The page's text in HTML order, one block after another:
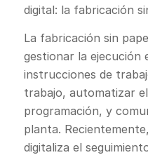
digital: la fabricación
La fabricación sin
gestionar la ejecución
instrucciones de
trabajo, automatizar
programación, y
planta.
digitaliza el